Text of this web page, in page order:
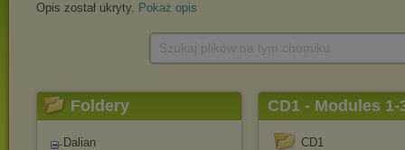
Opis został ukryty. Pokaż opis
Foldery
Dalian
CD1 - Modules 1-
CD1